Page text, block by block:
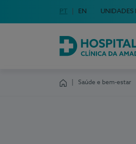
Escolha o seu idioma
Idioma em Português
PT English Language
EN UNIDADES
Hospital da Luz
Saúde e bem-estar